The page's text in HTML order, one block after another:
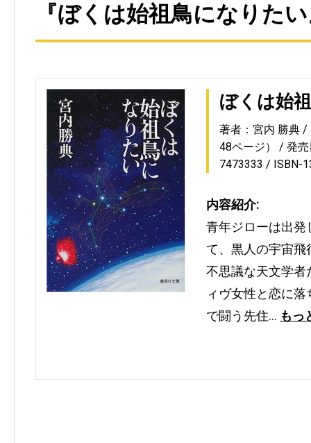
『ぼくは始祖鳥になりた
ぼくは始
著者：宮内 勝典
48ページ）
発
7473333
ISBN-
内容紹介:
青年ジローは出発
て、黒人の宇宙
不思議な天文学者
ィヴ女性と恋に
で闘う先住… もっ